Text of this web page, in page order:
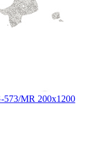
573/MR 200x1200